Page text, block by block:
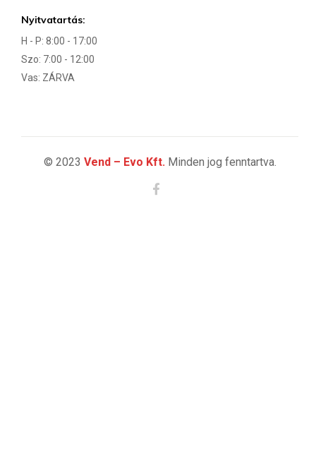
Nyitvatartás:
H - P: 8:00 - 17:00
Szo: 7:00 - 12:00
Vas: ZÁRVA
© 2023 Vend – Evo Kft.Minden jog fenntartva.